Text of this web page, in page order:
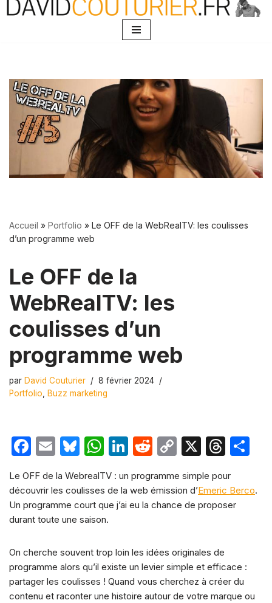
Accueil » Portfolio » Le OFF de la WebRealTV: les coulisses
d’un programme web
Le OFF de la
WebRealTV: les
coulisses d’un
programme web
par David Couturier
8 février 2024
Portfolio, Buzz marketing
F
c
e
b
o
k
E
ail
Bl
e
s
k
W
at
s
A
p
Li
k
e
n
R
d
di
C
p
y
n
k
X
T
e
a
ta
Le OFF de la WebrealTV : un programme simple pour
découvrir les coulisses de la web émission d’Emeric Berco.
Un programme court que j’ai eu la chance de proposer
durant toute une saison.
On cherche souvent trop loin les idées originales de
programme alors qu’il existe un levier simple et efficace :
partager les coulisses ! Quand vous cherchez à créer du
contenu et raconter une histoire autour de votre marque ou